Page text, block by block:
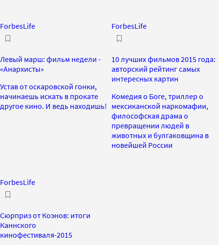
ForbesLife
Левый марш: фильм недели -
«Анархисты»
Устав от оскаровской гонки,
начинаешь искать в прокате
другое кино. И ведь находишь!
ForbesLife
10 лучших фильмов 2015 года:
авторский рейтинг самых
интересных картин
Комедия о Боге, триллер о
мексиканской наркомафии,
философская драма о
превращении людей в
животных и булгаковщина в
новейшей России
ForbesLife
Сюрприз от Коэнов: итоги
Каннского
кинофестиваля-2015